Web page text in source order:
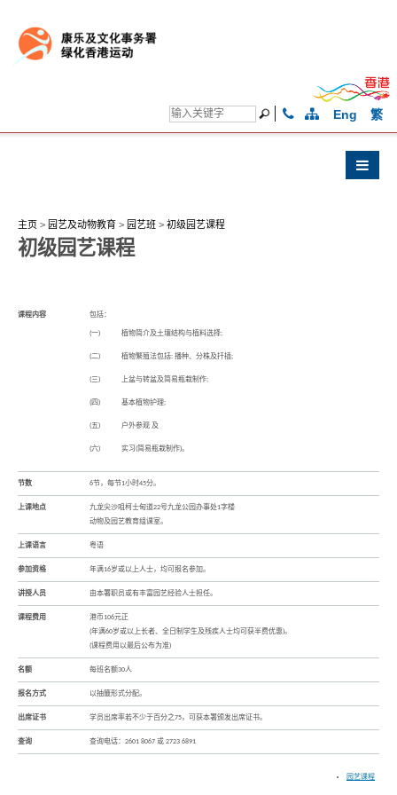
Eng 繁
主页 > 园艺及动物教育 > 园艺班 > 初级园艺课程
初级园艺课程
课程内容 包括：
(一) 植物简介及土壤结构与植料选择;
(二) 植物繁殖法包括: 播种、分株及扦插;
(三) 上盆与转盆及简易瓶栽制作;
(四) 基本植物护理;
(五) 户外参观 及
(六) 实习(简易瓶栽制作)。
节数 6节，每节1小时45分。
上课地点
九龙尖沙咀柯士甸道22号九龙公园办事处1字楼
动物及园艺教育组课室。
上课语言 粤语
参加资格 年满16岁或以上人士，均可报名参加。
讲授人员 由本署职员或有丰富园艺经验人士担任。
课程费用
港币106元正
(年满60岁或以上长者、全日制学生及残疾人士均可获半费优惠)。
(课程费用以最后公布为准)
名额 每班名额30人
报名方式 以抽籤形式分配。
出席证书 学员出席率若不少于百分之75，可获本署颁发出席证书。
查询 查询电话：2601 8067 或 2723 6891
园艺课程